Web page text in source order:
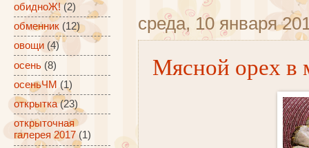
среда, 10 января
Мясной орех в
обидноЖ! (2)
обменник (12)
овощи (4)
осень (8)
осеньЧМ (1)
открытка (23)
открыточная
галерея 2017 (1)